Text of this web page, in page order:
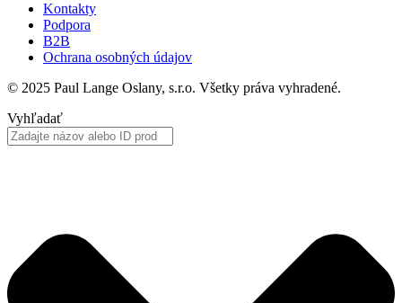
Kontakty
Podpora
B2B
Ochrana osobných údajov
© 2025 Paul Lange Oslany, s.r.o. Všetky práva vyhradené.
Vyhľadať